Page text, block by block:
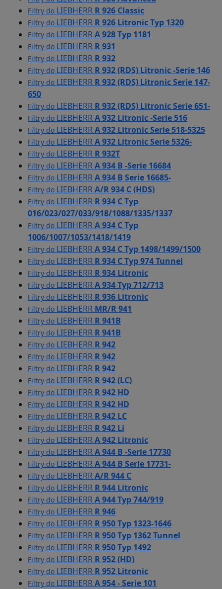
Filtry do LIEBHERR R 926 Classic
Filtry do LIEBHERR R 926 Litronic Typ 1320
Filtry do LIEBHERRA 928 Typ 1181
Filtry do LIEBHERR R 931
Filtry do LIEBHERR R 932
Filtry do LIEBHERR R 932 (RDS) Litronic -Serie 146
Filtry do LIEBHERR R 932 (RDS) Litronic Serie 147-
650
Filtry do LIEBHERR R 932 (RDS) Litronic Serie 651-
Filtry do LIEBHERRA 932 Litronic -Serie 516
Filtry do LIEBHERRA 932 Litronic Serie 518-5325
Filtry do LIEBHERRA 932 Litronic Serie 5326-
Filtry do LIEBHERR R 932T
Filtry do LIEBHERRA 934 B -Serie 16684
Filtry do LIEBHERRA 934 B Serie 16685-
Filtry do LIEBHERRA/R 934 C (HDS)
Filtry do LIEBHERR R 934 C Typ
016/023/027/033/918/1088/1335/1337
Filtry do LIEBHERRA 934 C Typ
1006/1007/1053/1418/1419
Filtry do LIEBHERRA 934 C Typ 1498/1499/1500
Filtry do LIEBHERR R 934 C Typ 974 Tunnel
Filtry do LIEBHERR R 934 Litronic
Filtry do LIEBHERRA 934 Typ 712/713
Filtry do LIEBHERR R 936 Litronic
Filtry do LIEBHERR MR/R 941
Filtry do LIEBHERR R 941B
Filtry do LIEBHERR R 941B
Filtry do LIEBHERR R 942
Filtry do LIEBHERR R 942
Filtry do LIEBHERR R 942
Filtry do LIEBHERR R 942 (LC)
Filtry do LIEBHERR R 942 HD
Filtry do LIEBHERR R 942 HD
Filtry do LIEBHERR R 942 LC
Filtry do LIEBHERR R 942 Li
Filtry do LIEBHERRA 942 Litronic
Filtry do LIEBHERRA 944 B -Serie 17730
Filtry do LIEBHERRA 944 B Serie 17731-
Filtry do LIEBHERRA/R 944 C
Filtry do LIEBHERR R 944 Litronic
Filtry do LIEBHERRA 944 Typ 744/919
Filtry do LIEBHERR R 946
Filtry do LIEBHERR R 950 Typ 1323-1646
Filtry do LIEBHERR R 950 Typ 1362 Tunnel
Filtry do LIEBHERR R 950 Typ 1492
Filtry do LIEBHERR R 952 (HD)
Filtry do LIEBHERR R 952 Litronic
Filtry do LIEBHERRA 954 - Serie 101